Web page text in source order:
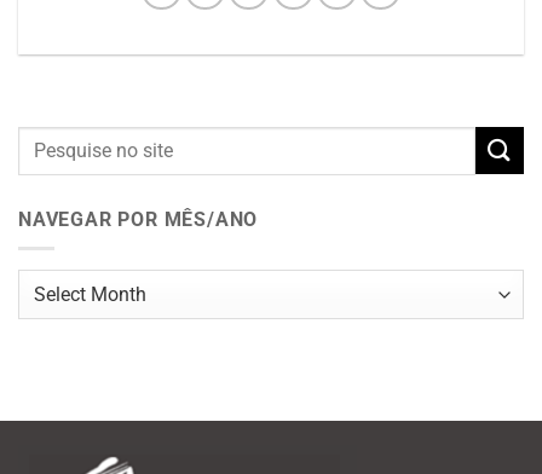
NAVEGAR POR MÊS/ANO
Navegar